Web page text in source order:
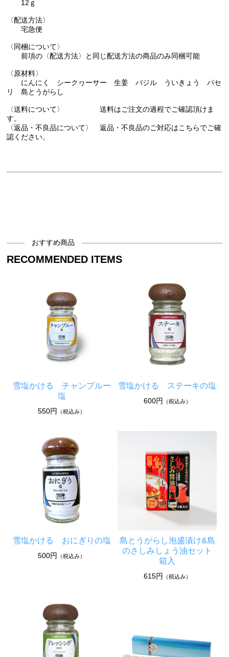
12ｇ
〈配送方法〉
宅急便
〈同梱について〉
前項の〈配送方法〉と同じ配送方法の商品のみ同梱可能
〈原材料〉
にんにく シークヮーサー 生姜 バジル ういきょう パセ
リ 島とうがらし
〈送料について〉 送料はご注文の過程でご確認頂けま
す。
〈返品・不良品について〉 返品・不良品のご対応はこちらでご確
認ください。
おすすめ商品
RECOMMENDED ITEMS
雪塩かける チャンプルー
塩
550円 （税込み）
雪塩かける ステーキの塩
600円 （税込み）
雪塩かける おにぎりの塩
500円 （税込み）
島とうがらし泡盛漬け&島
のさしみしょう油セット
箱入
615円 （税込み）